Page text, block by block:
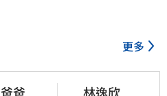
更多
爸爸 林逸欣